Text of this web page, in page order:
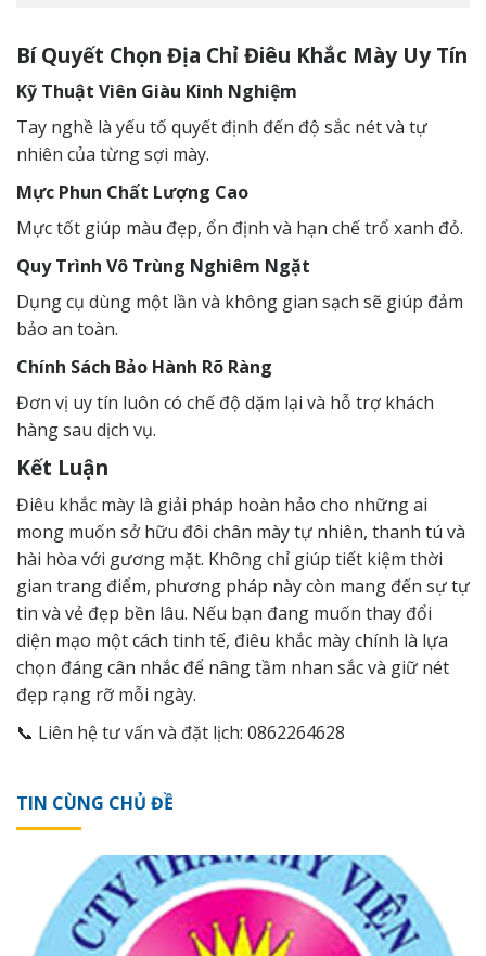
Bí Quyết Chọn Địa Chỉ Điêu Khắc Mày Uy Tín
Kỹ Thuật Viên Giàu Kinh Nghiệm
Tay nghề là yếu tố quyết định đến độ sắc nét và tự
nhiên của từng sợi mày.
Mực Phun Chất Lượng Cao
Mực tốt giúp màu đẹp, ổn định và hạn chế trổ xanh đỏ.
Quy Trình Vô Trùng Nghiêm Ngặt
Dụng cụ dùng một lần và không gian sạch sẽ giúp đảm
bảo an toàn.
Chính Sách Bảo Hành Rõ Ràng
Đơn vị uy tín luôn có chế độ dặm lại và hỗ trợ khách
hàng sau dịch vụ.
Kết Luận
Điêu khắc mày là giải pháp hoàn hảo cho những ai
mong muốn sở hữu đôi chân mày tự nhiên, thanh tú và
hài hòa với gương mặt. Không chỉ giúp tiết kiệm thời
gian trang điểm, phương pháp này còn mang đến sự tự
tin và vẻ đẹp bền lâu. Nếu bạn đang muốn thay đổi
diện mạo một cách tinh tế, điêu khắc màychính là lựa
chọn đáng cân nhắc để nâng tầm nhan sắc và giữ nét
đẹp rạng rỡ mỗi ngày.
📞 Liên hệ tư vấn và đặt lịch: 0862264628
TIN CÙNG CHỦ ĐỀ